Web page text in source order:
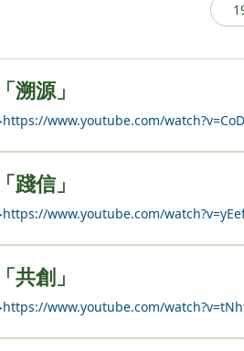
「溯源」
https://www.youtube.com/
「踐信」
https://www.youtube.com/
「共創」
https://www.youtube.com/